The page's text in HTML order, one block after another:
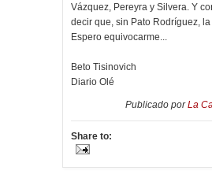
Vázquez, Pereyra y Silvera. Y
decir que, sin Pato Rodríguez,
Espero equivocarme...
Beto Tisinovich
Diario Olé
Publicado porLa
Share to: